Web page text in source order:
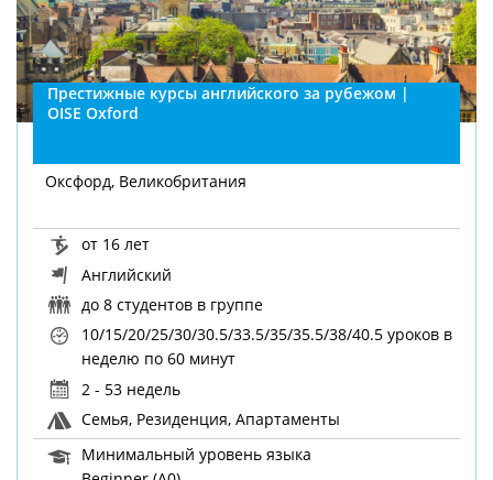
Престижные курсы английского за рубежом |
OISE Oxford
Оксфорд, Великобритания
от 16 лет
Английский
до 8 студентов в группе
10/15/20/25/30/30.5/33.5/35/35.5/38/40.5 уроков в
неделю по 60 минут
2 - 53 недель
Семья, Резиденция, Апартаменты
Минимальный уровень языка